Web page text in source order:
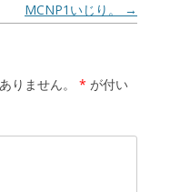
MCNP1いじり。 →
りません。 * が付い